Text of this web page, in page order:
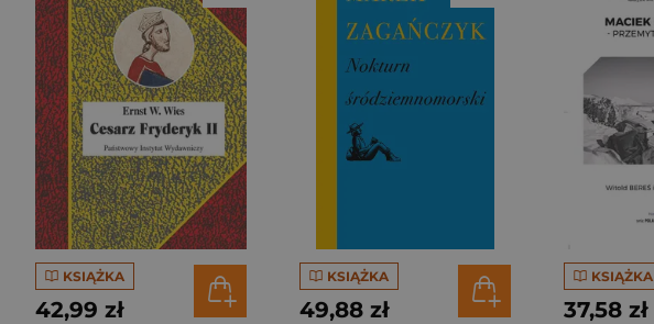
KSIĄŻKA
42,99 zł
KSIĄŻKA
49,88 zł
KSIĄŻKA
37,58 zł